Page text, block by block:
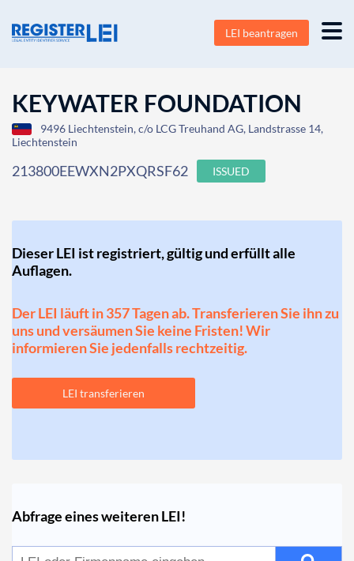
LEI beantragen
KEYWATER FOUNDATION
9496 Liechtenstein, c/o LCG Treuhand AG, Landstrasse 14,
Liechtenstein
213800EEWXN2PXQRSF62 ISSUED
Dieser LEI ist registriert, gültig und erfüllt alle
Auflagen.
Der LEI läuft in 357 Tagen ab. Transferieren Sie ihn zu
uns und versäumen Sie keine Fristen! Wir
informieren Sie jedenfalls rechtzeitig.
LEI transferieren
Abfrage eines weiteren LEI!